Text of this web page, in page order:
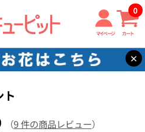
マイページ カート
0
×
に贈る花
【四十九日法要以降に贈
ト
（9 件の商品レビュー）